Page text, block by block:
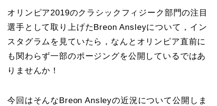
オリンピア2019のクラシックフィジーク部門の注目
選手として取り上げたBreon Ansleyについて，イン
スタグラムを見ていたら，なんとオリンピア直前に
も関わらず一部のポージングを公開しているではあ
りませんか！
今回はそんなBreon Ansleyの近況について公開しま